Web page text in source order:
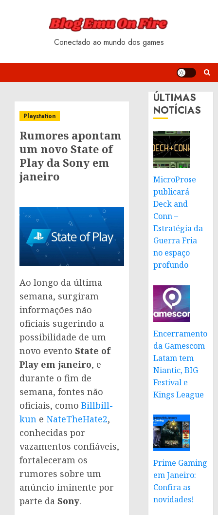
Conectado ao mundo dos games
Playstation
Rumores apontam
um novo State of
Play da Sony em
janeiro
Ao longo da última
semana, surgiram
informações não
oficiais sugerindo a
possibilidade de um
novo evento State of
Play em janeiro, e
durante o fim de
semana, fontes não
oficiais, como Billbill-
kun e NateTheHate2,
conhecidas por
vazamentos confiáveis,
fortaleceram os
rumores sobre um
anúncio iminente por
parte da Sony.
ÚLTIMAS
NOTÍCIAS
MicroProse
publicará
Deck and
Conn –
Estratégia da
Guerra Fria
no espaço
profundo
Encerramento
da Gamescom
Latam tem
Niantic, BIG
Festival e
Kings League
Prime Gaming
em Janeiro:
Confira as
novidades!